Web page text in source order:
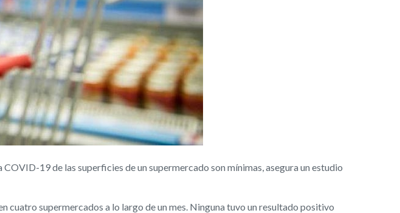
19 de las superficies de un supermercado son mínimas, asegura un estudio
cuatro supermercados a lo largo de un mes. Ninguna tuvo un resultado positivo